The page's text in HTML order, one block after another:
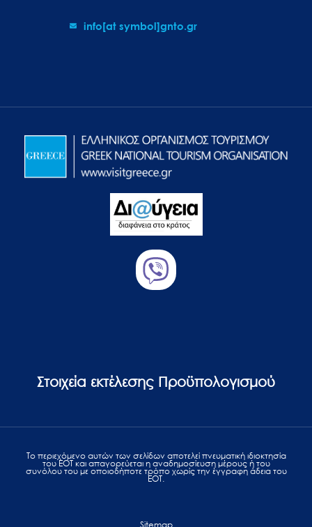
info[at symbol]gnto.gr
Στοιχεία εκτέλεσης Προϋπολογισμού
Το περιεχόμενο αυτών των σελίδων αποτελεί πvευματική ιδιοκτησία
του ΕΟΤ και απαγορεύεται η αναδημοσίευση μέρους ή του
συνόλου του με οποιοδήποτε τρόπο χωρίς την έγγραφη άδεια του
ΕΟΤ.
Sitemap